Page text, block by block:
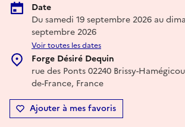
Date
Du samedi 19 septembre 2026 au
septembre 2026
Voir toutes les dates
Forge Désiré Dequin
rue des Ponts 02240 Brissy-
de-France, France
Ajouter à mes favoris